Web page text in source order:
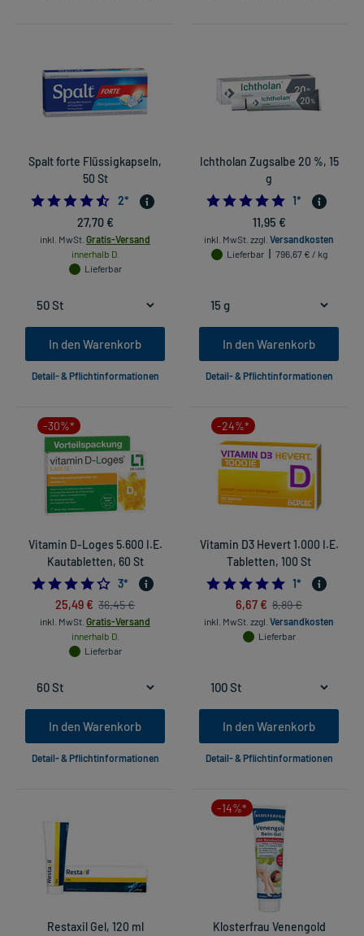
Spalt forte Flüssigkapseln,
50 St
4.5
2*
27,70 €
inkl. MwSt. Gratis-Versand
innerhalb D.
Lieferbar
In den Warenkorb
Detail- & Pflichtinformationen
Ichtholan Zugsalbe 20 %, 15
g
5.0
1*
11,95 €
inkl. MwSt. zzgl. Versandkosten
Lieferbar
796,67 € / kg
In den Warenkorb
Detail- & Pflichtinformationen
-30%*
Vitamin D-Loges 5.600 I.E.
Kautabletten, 60 St
4.0
3*
25,49 € 36,45 €
inkl. MwSt. Gratis-Versand
innerhalb D.
Lieferbar
In den Warenkorb
Detail- & Pflichtinformationen
-24%*
Vitamin D3 Hevert 1.000 I.E.
Tabletten, 100 St
5.0
1*
6,67 € 8,89 €
inkl. MwSt. zzgl. Versandkosten
Lieferbar
In den Warenkorb
Detail- & Pflichtinformationen
Restaxil Gel, 120 ml
-14%*
Klosterfrau Venengold